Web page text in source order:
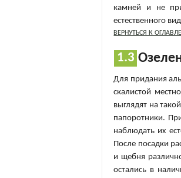
камней и не
естественного
ВЕРНУТЬСЯ К
Для придания
скалистой
выглядят на
папоротники.
наблюдать их
После посадки
и щебня
остались в